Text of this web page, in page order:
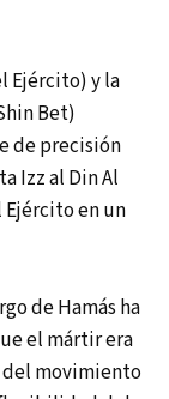
Ejército) y la
Bet)
de precisión
Izz al Din Al
en un
de Hamás ha
el mártir era
del movimiento